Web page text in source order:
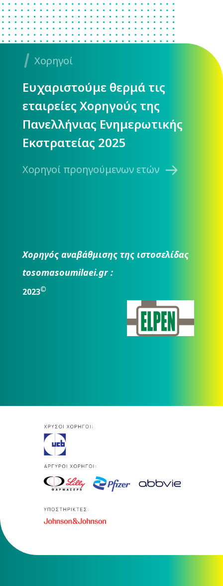
Χορηγοί
Ευχαριστούμε θερμά τις
εταιρείες Χορηγούς της
Πανελλήνιας Ενημερωτικής
Εκστρατείας 2025
Χορηγοί προηγούμενων ετών
Χορηγός αναβάθμισης της ιστοσελίδας
tosomasoumilaei.gr :
2023©